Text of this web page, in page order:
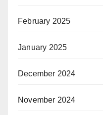
February 2025
January 2025
December 2024
November 2024